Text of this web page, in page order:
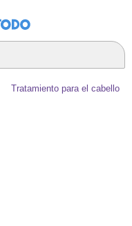
Tratamiento para el cabello